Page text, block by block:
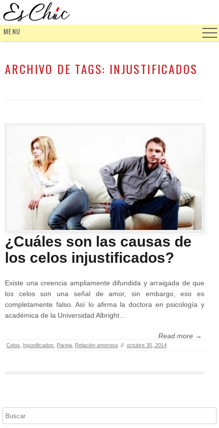
MENU
ARCHIVO DE TAGS: INJUSTIFICADOS
¿Cuáles son las causas de
los celos injustificados?
Existe una creencia ampliamente difundida y arraigada de que
los celos son una señal de amor, sin embargo, eso es
completamente falso. Así lo afirma la doctora en psicología y
académica de la Universidad Albright…
Read more →
Celos Injustificados Pareja Relación amorosa // octubre 30, 2014
Buscar